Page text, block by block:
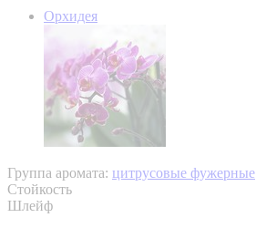
Орхидея
Группа аромата: цитрусовые фужерные
Стойкость
Шлейф